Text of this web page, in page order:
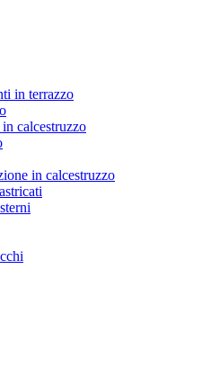
in terrazzo
calcestruzzo
in calcestruzzo